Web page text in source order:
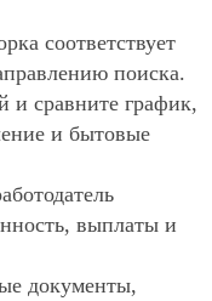
соответствует
поиска.
и сравните график,
и бытовые
выплаты и
документы,